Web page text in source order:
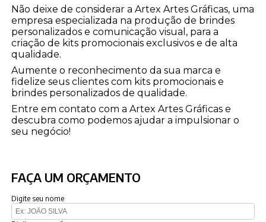
Não deixe de considerar a Artex Artes Gráficas, uma
empresa especializada na produção de brindes
personalizados e comunicação visual, para a
criação de kits promocionais exclusivos e de alta
qualidade.
Aumente o reconhecimento da sua marca e
fidelize seus clientes com kits promocionais e
brindes personalizados de qualidade.
Entre em contato com a Artex Artes Gráficas e
descubra como podemos ajudar a impulsionar o
seu negócio!
FAÇA UM ORÇAMENTO
Digite seu nome